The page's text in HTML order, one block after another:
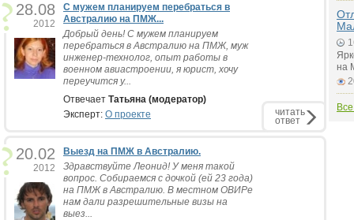
28.08
2012
С мужем планируем перебраться в
Австралию на ПМЖ...
Добрый день! С мужем планируем
перебраться в Австралию на ПМЖ, муж
инженер-технолог, опыт работы в
военном авиастроении, я юрист, хочу
переучится у...
Отвечает Татьяна (модератор)
Эксперт: О проекте читать
ответ
20.02
2012
Выезд на ПМЖ в Австралию.
Здравствуйте Леонид! У меня такой
вопрос. Собираемся с дочкой (ей 23 года)
на ПМЖ в Австралию. В местном ОВИРе
нам дали разрешительные визы на
выез...
на